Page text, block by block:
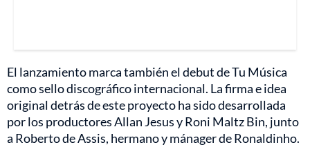
El lanzamiento marca también el debut de Tu Música
como sello discográfico internacional. La firma e idea
original detrás de este proyecto ha sido desarrollada
por los productores Allan Jesus y Roni Maltz Bin, junto
a Roberto de Assis, hermano y mánager de Ronaldinho.